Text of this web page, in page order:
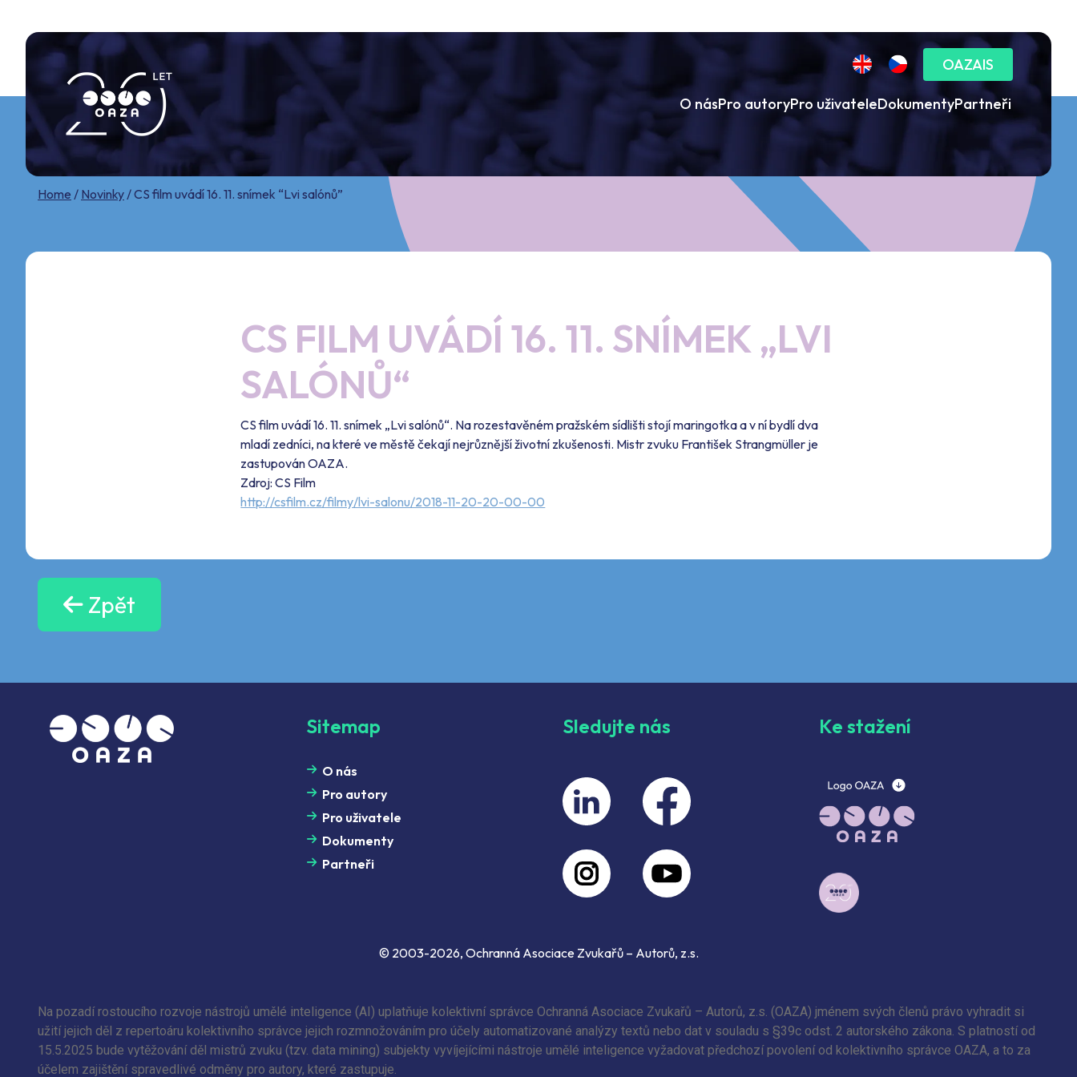
content
O násPro autoryPro uživateleDokumentyPartneři
OAZAIS
Home / Novinky/CS film uvádí 16. 11. snímek “Lvi salónů”
CS FILM UVÁDÍ 16. 11. SNÍMEK „LVI
SALÓNŮ“
CS film uvádí 16. 11. snímek „Lvi salónů“. Na rozestavěném pražském sídlišti stojí maringotka a v ní bydlí dva
mladí zedníci, na které ve městě čekají nejrůznější životní zkušenosti. Mistr zvuku František Strangmüller je
zastupován OAZA.
Zdroj: CS Film
http://csfilm.cz/filmy/lvi-salonu/2018-11-20-20-00-00
Zpět
Sitemap
O nás
Pro autory
Pro uživatele
Dokumenty
Partneři
Sledujte nás Ke stažení
© 2003-2026, Ochranná Asociace Zvukařů – Autorů, z.s.
Na pozadí rostoucího rozvoje nástrojů umělé inteligence (AI) uplatňuje kolektivní správce Ochranná Asociace Zvukařů – Autorů, z.s. (OAZA) jménem svých členů právo vyhradit si
užití jejich děl z repertoáru kolektivního správce jejich rozmnožováním pro účely automatizované analýzy textů nebo dat v souladu s §39c odst. 2 autorského zákona. S platností od
15.5.2025 bude vytěžování děl mistrů zvuku (tzv. data mining) subjekty vyvíjejícími nástroje umělé inteligence vyžadovat předchozí povolení od kolektivního správce OAZA, a to za
účelem zajištění spravedlivé odměny pro autory, které zastupuje.